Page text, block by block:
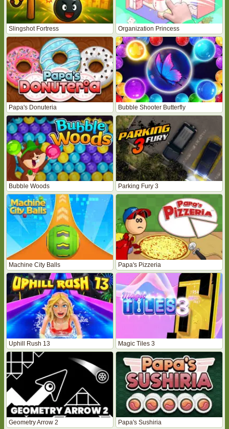
Slingshot Fortress Organization Princess
Papa's Donuteria Bubble Shooter Butterfly
Bubble Woods Parking Fury 3
Machine City Balls Papa's Pizzeria
Uphill Rush 13 Magic Tiles 3
Geometry Arrow 2 Papa's Sushiria